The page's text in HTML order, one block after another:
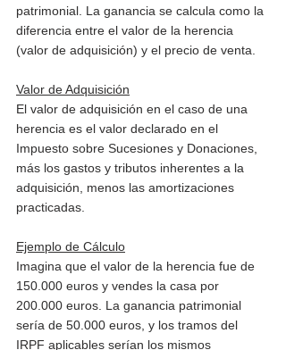
patrimonial. La ganancia se calcula como la
diferencia entre el valor de la herencia
(valor de adquisición) y el precio de venta.
Valor de Adquisición
El valor de adquisición en el caso de una
herencia es el valor declarado en el
Impuesto sobre Sucesiones y Donaciones,
más los gastos y tributos inherentes a la
adquisición, menos las amortizaciones
practicadas.
Ejemplo de Cálculo
Imagina que el valor de la herencia fue de
150.000 euros y vendes la casa por
200.000 euros. La ganancia patrimonial
sería de 50.000 euros, y los tramos del
IRPF aplicables serían los mismos